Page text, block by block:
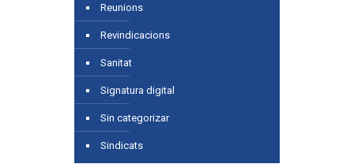
Reunions
Revindicacions
Sanitat
Signatura digital
Sin categorizar
Sindicats